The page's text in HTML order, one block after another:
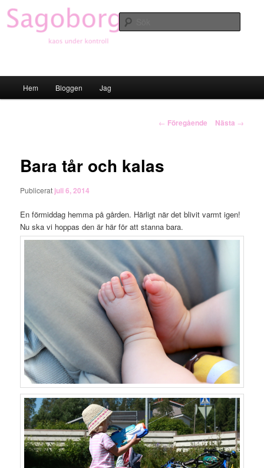
Hoppa
till
primärt
Hem Bloggen Jag
Inläggsnavigering
← Föregående Nästa →
Bara tår och kalas
Publicerat juli 6, 2014
En förmiddag hemma på gården. Härligt när det blivit varmt igen!
Nu ska vi hoppas den är här för att stanna bara.